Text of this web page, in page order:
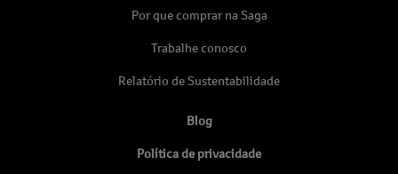
Por que comprar na Saga
Trabalhe conosco
Relatório de Sustentabilidade
Blog
Política de privacidade